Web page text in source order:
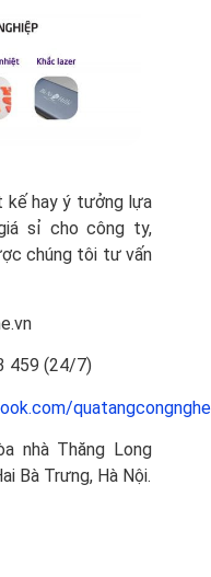
kế hay ý tưởng lựa
sỉ cho công ty,
chúng tôi tư vấn
459 (24/7)
nhà Thăng Long
Bà Trưng, Hà Nội.